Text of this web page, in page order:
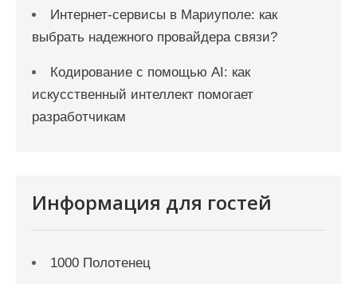
Интернет-сервисы в Мариуполе: как
выбрать надежного провайдера связи?
Кодирование с помощью AI: как
искусственный интеллект помогает
разработчикам
Информация для гостей
1000 Полотенец